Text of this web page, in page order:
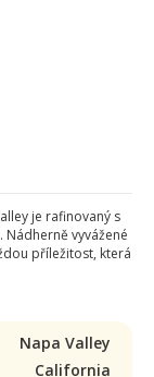
je rafinovaný s
vyvážené
příležitost, která
Napa Valley
California